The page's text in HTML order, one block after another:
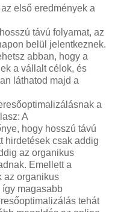
első eredmények a
távú folyamat, az
belül jelentkeznek.
abban, hogy a
a vállalt célok, és
láthatod majd a
a
A
hogy hosszú távú
hirdetések csak addig
az organikus
Emellett a
az organikus
magasabb
tehát